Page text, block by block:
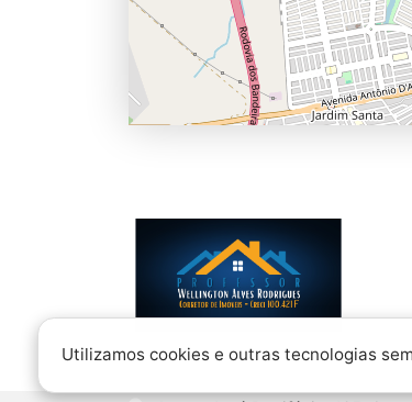
Utilizamos cookies e outras tecnologias